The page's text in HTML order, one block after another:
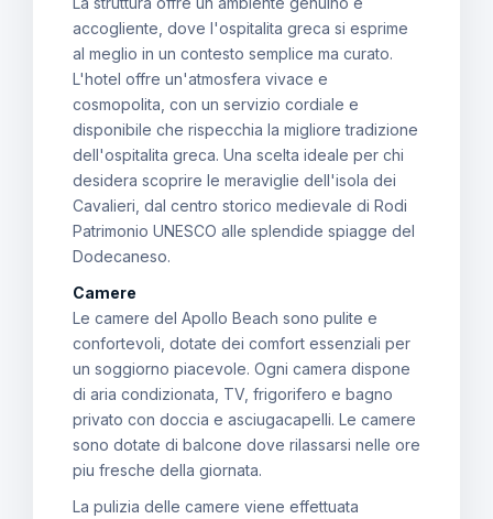
accogliente, dove l'ospitalita greca si esprime
al meglio in un contesto semplice ma curato.
L'hotel offre un'atmosfera vivace e
cosmopolita, con un servizio cordiale e
disponibile che rispecchia la migliore tradizione
dell'ospitalita greca. Una scelta ideale per chi
desidera scoprire le meraviglie dell'isola dei
Cavalieri, dal centro storico medievale di Rodi
Patrimonio UNESCO alle splendide spiagge del
Dodecaneso.
Camere
Le camere del Apollo Beach sono pulite e
confortevoli, dotate dei comfort essenziali per
un soggiorno piacevole. Ogni camera dispone
di aria condizionata, TV, frigorifero e bagno
privato con doccia e asciugacapelli. Le camere
sono dotate di balcone dove rilassarsi nelle ore
piu fresche della giornata.
La pulizia delle camere viene effettuata